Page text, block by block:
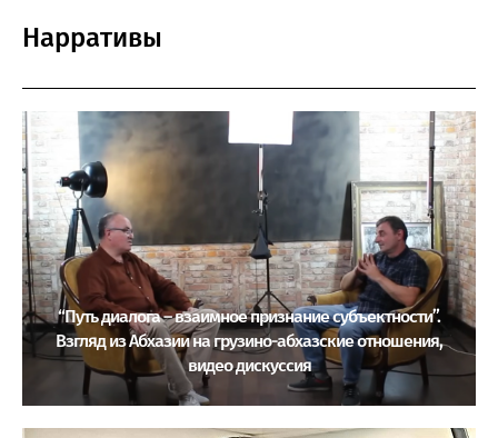
Нарративы
“Путь диалога – взаимное признание субъектности”.
Взгляд из Абхазии на грузино-абхазские отношения,
видео дискуссия